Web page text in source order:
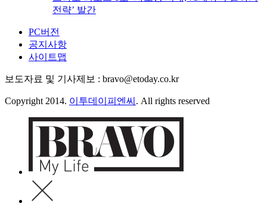
전략’ 발간
PC버전
공지사항
사이트맵
보도자료 및 기사제보 : bravo@etoday.co.kr
Copyright 2014. 이투데이피엔씨 . All rights reserved